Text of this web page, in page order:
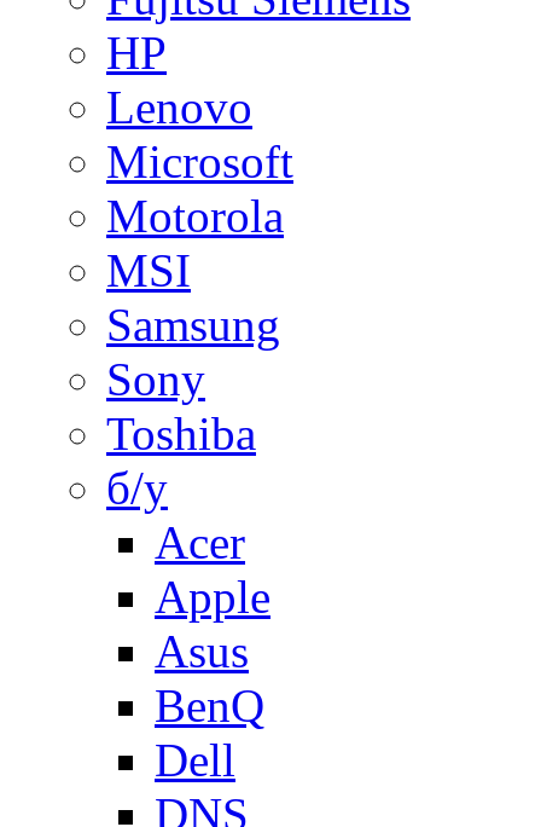
HP
Lenovo
Microsoft
Motorola
MSI
Samsung
Sony
Toshiba
б/у
Acer
Apple
Asus
BenQ
Dell
DNS